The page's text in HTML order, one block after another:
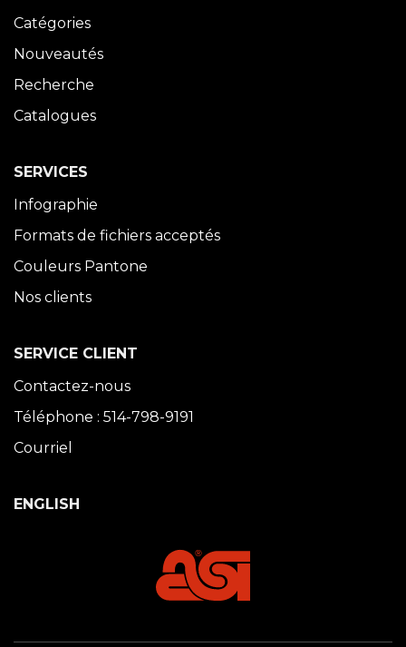
Catégories
Nouveautés
Recherche
Catalogues
SERVICES
Infographie
Formats de fichiers acceptés
Couleurs Pantone
Nos clients
SERVICE CLIENT
Contactez-nous
Téléphone : 514-798-9191
Courriel
ENGLISH